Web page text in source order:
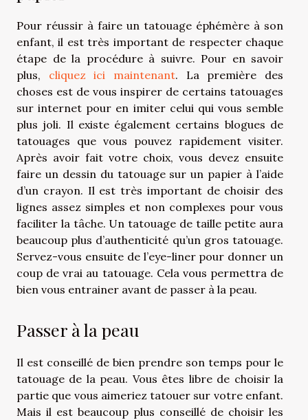
Pour réussir à faire un tatouage éphémère à son
enfant, il est très important de respecter chaque
étape de la procédure à suivre. Pour en savoir
plus, cliquez ici maintenant. La première des
choses est de vous inspirer de certains tatouages
sur internet pour en imiter celui qui vous semble
plus joli. Il existe également certains blogues de
tatouages que vous pouvez rapidement visiter.
Après avoir fait votre choix, vous devez ensuite
faire un dessin du tatouage sur un papier à l’aide
d’un crayon. Il est très important de choisir des
lignes assez simples et non complexes pour vous
faciliter la tâche. Un tatouage de taille petite aura
beaucoup plus d’authenticité qu’un gros tatouage.
Servez-vous ensuite de l’eye-liner pour donner un
coup de vrai au tatouage. Cela vous permettra de
bien vous entrainer avant de passer à la peau.
Passer à la peau
Il est conseillé de bien prendre son temps pour le
tatouage de la peau. Vous êtes libre de choisir la
partie que vous aimeriez tatouer sur votre enfant.
Mais il est beaucoup plus conseillé de choisir les